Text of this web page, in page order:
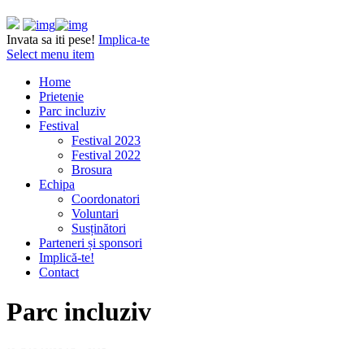
Invata sa iti pese! Implica-te
Select menu item
Home
Prietenie
Parc incluziv
Festival
Festival 2023
Festival 2022
Brosura
Echipa
Coordonatori
Voluntari
Susținători
Parteneri și sponsori
Implică-te!
Contact
Parc incluziv